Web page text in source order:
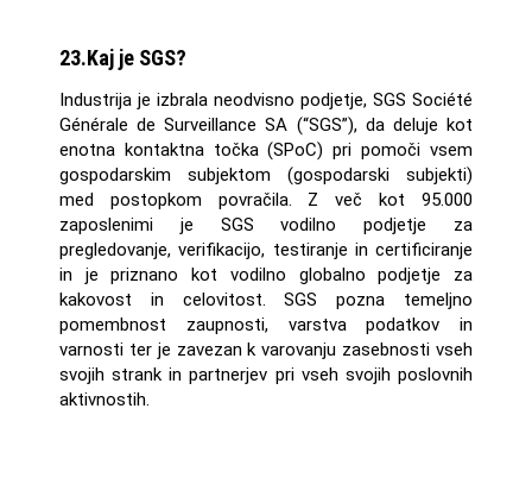
23.Kaj je SGS?
Industrija je izbrala neodvisno podjetje, SGS Société
Générale de Surveillance SA (“SGS”), da deluje kot
enotna kontaktna točka (SPoC) pri pomoči vsem
gospodarskim subjektom (gospodarski subjekti)
med postopkom povračila. Z več kot 95.000
zaposlenimi je SGS vodilno podjetje za
pregledovanje, verifikacijo, testiranje in certificiranje
in je priznano kot vodilno globalno podjetje za
kakovost in celovitost. SGS pozna temeljno
pomembnost zaupnosti, varstva podatkov in
varnosti ter je zavezan k varovanju zasebnosti vseh
svojih strank in partnerjev pri vseh svojih poslovnih
aktivnostih.